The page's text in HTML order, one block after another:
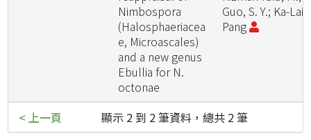
Nimbospora
(Halosphaeriacea
e, Microascales)
and a new genus
Ebullia for N.
octonae
Guo, S. Y.; Ka-Lai
Pang
顯示 2 到 2 筆資料，總共 2 筆
< 上一頁